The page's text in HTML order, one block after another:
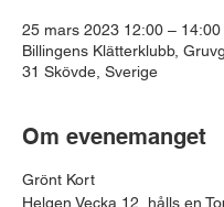
25 mars 2023 12:00 – 14:00
Billingens Klätterklubb,
31 Skövde, Sverige
Om evenemanget
Grönt Kort
Helgen Vecka 12  hålls en